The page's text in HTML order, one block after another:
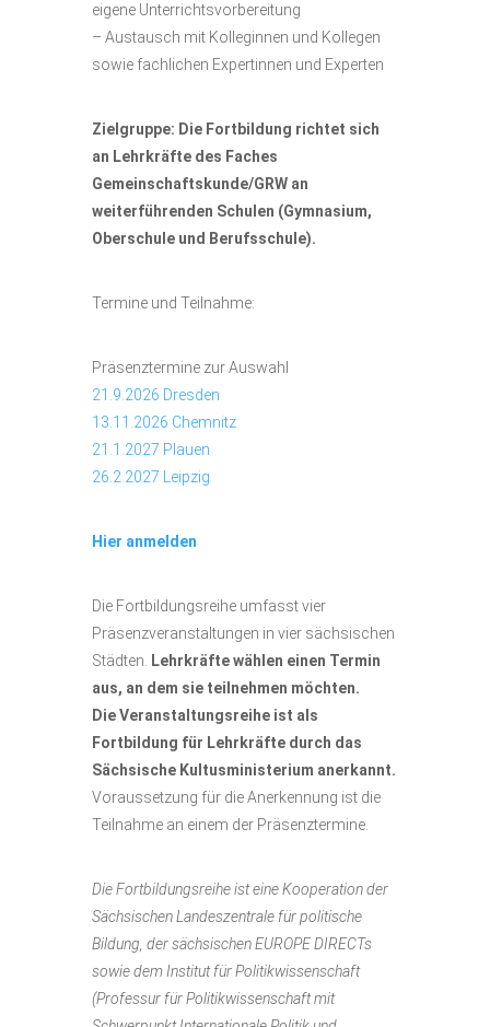
eigene Unterrichtsvorbereitung
– Austausch mit Kolleginnen und Kollegen
sowie fachlichen Expertinnen und Experten
Zielgruppe: Die Fortbildung richtet sich
an Lehrkräfte des Faches
Gemeinschaftskunde/GRW an
weiterführenden Schulen (Gymnasium,
Oberschule und Berufsschule).
Termine und Teilnahme:
Präsenztermine zur Auswahl
21.9.2026 Dresden
13.11.2026 Chemnitz
21.1.2027 Plauen
26.2.2027 Leipzig
Hier anmelden
Die Fortbildungsreihe umfasst vier
Präsenzveranstaltungen in vier sächsischen
Städten.
Lehrkräfte wählen einen Termin
aus, an dem sie teilnehmen möchten.
Die Veranstaltungsreihe ist als
Fortbildung für Lehrkräfte durch das
Sächsische Kultusministerium anerkannt.
Voraussetzung für die Anerkennung ist die
Teilnahme an einem der Präsenztermine.
Die Fortbildungsreihe ist eine Kooperation der
Sächsischen Landeszentrale für politische
Bildung, der sächsischen EUROPE DIRECTs
sowie dem Institut für Politikwissenschaft
(Professur für Politikwissenschaft mit